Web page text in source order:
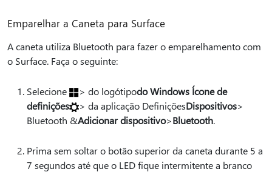
Emparelhar a Caneta para Surface
A caneta utiliza Bluetooth para fazer o emparelhamento com
o Surface. Faça o seguinte:
Selecione > do logótipodo Windows Ícone de
definições
> da aplicação DefiniçõesDispositivos>
Bluetooth &Adicionar dispositivo>Bluetooth.
Prima sem soltar o botão superior da caneta durante 5 a
7 segundos até que o LED fique intermitente a branco